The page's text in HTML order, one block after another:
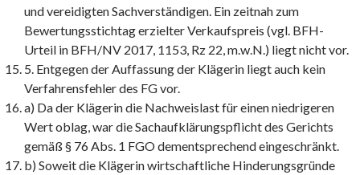
und vereidigten Sachverständigen. Ein zeitnah zum
Bewertungsstichtag erzielter Verkaufspreis (vgl. BFH-
Urteil in BFH/NV 2017, 1153, Rz 22, m.w.N.) liegt nicht vor.
5. Entgegen der Auffassung der Klägerin liegt auch kein
Verfahrensfehler des FG vor.
a) Da der Klägerin die Nachweislast für einen niedrigeren
Wert oblag, war die Sachaufklärungspflicht des Gerichts
gemäß § 76 Abs. 1 FGO dementsprechend eingeschränkt.
b) Soweit die Klägerin wirtschaftliche Hinderungsgründe